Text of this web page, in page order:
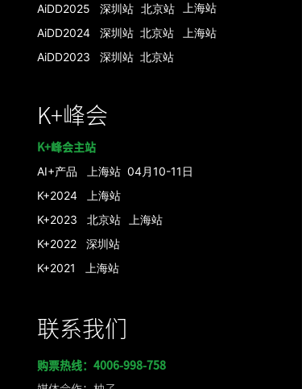
K+峰会
联系我们
购票热线：4006-998-758
K+峰会主站
AiDD2025 深圳站
北京站
K+2021 上海站
K+2022 深圳站
上海站
K+2023 北京站
K+2024 上海站
AI+产品 上海站 04月10-11日
AiDD2023 深圳站
上海站
北京站
AiDD2024 深圳站
北京站 上海站